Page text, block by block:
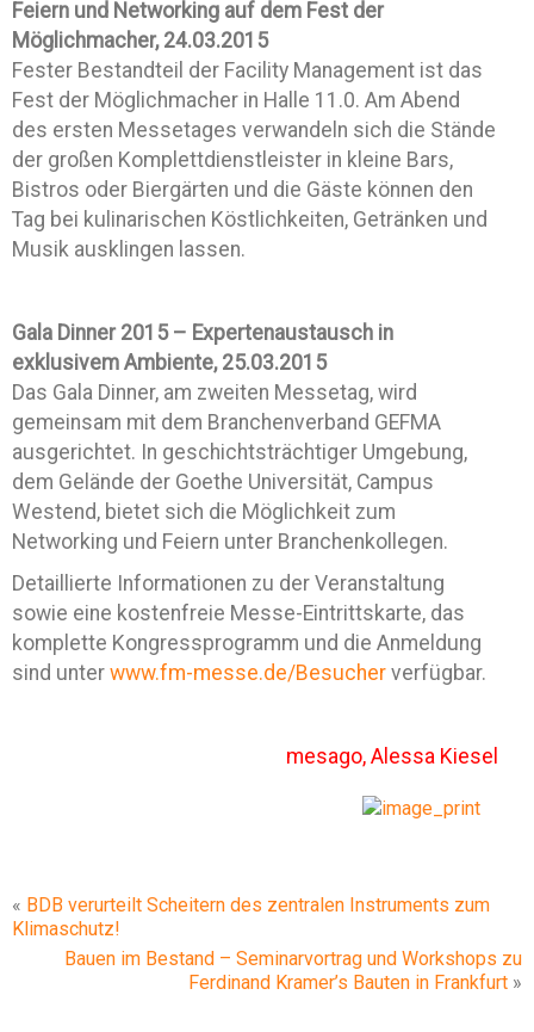
Feiern und Networking auf dem Fest der
Möglichmacher, 24.03.2015
Fester Bestandteil der Facility Management ist das
Fest der Möglichmacher in Halle 11.0. Am Abend
des ersten Messetages verwandeln sich die Stände
der großen Komplettdienstleister in kleine Bars,
Bistros oder Biergärten und die Gäste können den
Tag bei kulinarischen Köstlichkeiten, Getränken und
Musik ausklingen lassen.
Gala Dinner 2015 – Expertenaustausch in
exklusivem Ambiente, 25.03.2015
Das Gala Dinner, am zweiten Messetag, wird
gemeinsam mit dem Branchenverband GEFMA
ausgerichtet. In geschichtsträchtiger Umgebung,
dem Gelände der Goethe Universität, Campus
Westend, bietet sich die Möglichkeit zum
Networking und Feiern unter Branchenkollegen.
Detaillierte Informationen zu der Veranstaltung
sowie eine kostenfreie Messe-Eintrittskarte, das
komplette Kongressprogramm und die Anmeldung
sind unter www.fm-messe.de/Besucher verfügbar.
mesago, Alessa Kiesel
« BDB verurteilt Scheitern des zentralen Instruments zum
Klimaschutz!
Bauen im Bestand – Seminarvortrag und Workshops zu
Ferdinand Kramer’s Bauten in Frankfurt »